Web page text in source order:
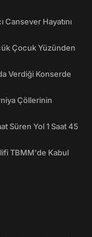
Cansever Hayatını
Çocuk Yüzünden
Verdiği Konserde
Çöllerinin
Süren Yol 1 Saat 45
TBMM'de Kabul